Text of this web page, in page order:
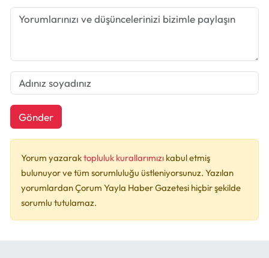
Gönder
Yorum yazaraktopluluk kurallarımızı kabul etmiş
bulunuyor ve tüm sorumluluğu üstleniyorsunuz. Yazılan
yorumlardan Çorum Yayla Haber Gazetesi hiçbir şekilde
sorumlu tutulamaz.